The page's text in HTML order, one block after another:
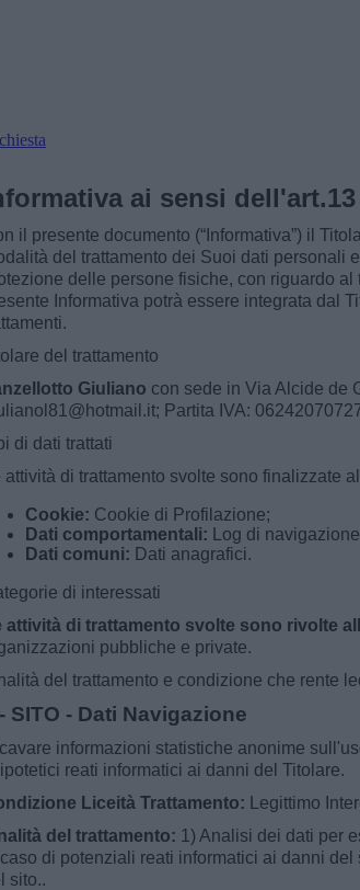
ai sensi
il presente documento (“Informativa”) il
del trattamento dei Suoi dati personali
delle persone fisiche, con riguardo
Informativa potrà essere integrata dal
del trattamento
Giuliano con sede in Via Alcide de
Partita IVA:
di dati trattati
attività di trattamento svolte sono finalizzate
Cookie: Cookie di Profilazione;
Dati comportamentali: Log di
Dati comuni: Dati anagrafici.
di interessati
attività di trattamento svolte sono rivolte
pubbliche e private.
del trattamento e condizione che rente
SITO - Dati Navigazione
informazioni statistiche anonime
reati informatici ai danni del Titolare.
Liceità Trattamento: Legittimo
del trattamento: 1) Analisi dei dati per
di potenziali reati informatici ai danni
sito..